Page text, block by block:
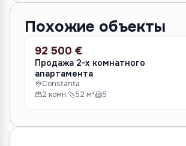
Похожие объекты
ПРОДАЖА
92 500 €
Продажа 2-х комнатного
апартамента
Constanta
2 комн.
52 м² 5